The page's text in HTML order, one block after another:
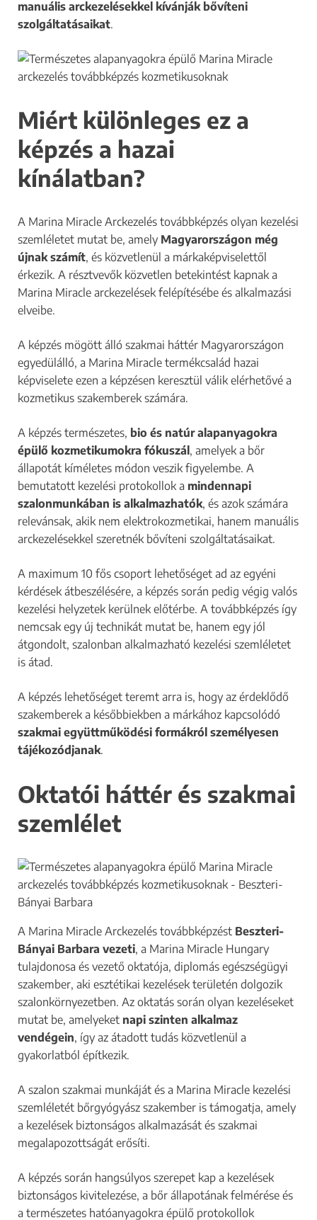
manuális arckezelésekkel kívánják bővíteni
szolgáltatásaikat.
Miért különleges ez a
képzés a hazai
kínálatban?
A Marina Miracle Arckezelés továbbképzés olyan kezelési
szemléletet mutat be, amely Magyarországon még
újnak számít, és közvetlenül a márkaképviselettől
érkezik. A résztvevők közvetlen betekintést kapnak a
Marina Miracle arckezelések felépítésébe és alkalmazási
elveibe.
A képzés mögött álló szakmai háttér Magyarországon
egyedülálló, a Marina Miracle termékcsalád hazai
képviselete ezen a képzésen keresztül válik elérhetővé a
kozmetikus szakemberek számára.
A képzés természetes, bio és natúr alapanyagokra
épülő kozmetikumokra fókuszál , amelyek a bőr
állapotát kíméletes módon veszik figyelembe. A
bemutatott kezelési protokollok a mindennapi
szalonmunkában is alkalmazhatók, és azok számára
relevánsak, akik nem elektrokozmetikai, hanem manuális
arckezelésekkel szeretnék bővíteni szolgáltatásaikat.
A maximum 10 fős csoport lehetőséget ad az egyéni
kérdések átbeszélésére, a képzés során pedig végig valós
kezelési helyzetek kerülnek előtérbe. A továbbképzés így
nemcsak egy új technikát mutat be, hanem egy jól
átgondolt, szalonban alkalmazható kezelési szemléletet
is átad.
A képzés lehetőséget teremt arra is, hogy az érdeklődő
szakemberek a későbbiekben a márkához kapcsolódó
szakmai együttműködési formákról személyesen
tájékozódjanak.
Oktatói háttér és szakmai
szemlélet
A Marina Miracle Arckezelés továbbképzést Beszteri-
Bányai Barbara vezeti, a Marina Miracle Hungary
tulajdonosa és vezető oktatója, diplomás egészségügyi
szakember, aki esztétikai kezelések területén dolgozik
szalonkörnyezetben. Az oktatás során olyan kezeléseket
mutat be, amelyeket napi szinten alkalmaz
vendégein, így az átadott tudás közvetlenül a
gyakorlatból építkezik.
A szalon szakmai munkáját és a Marina Miracle kezelési
szemléletét bőrgyógyász szakember is támogatja, amely
a kezelések biztonságos alkalmazását és szakmai
megalapozottságát erősíti.
A képzés során hangsúlyos szerepet kap a kezelések
biztonságos kivitelezése, a bőr állapotának felmérése és
a természetes hatóanyagokra épülő protokollok